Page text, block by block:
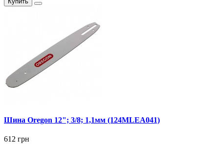
Шина Oregon 12"; 3/8; 1,1мм (124MLEA041)
612 грн